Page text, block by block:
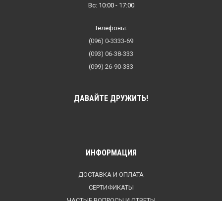
Вс: 10:00 - 17:00
Телефоны:
(096) 0-3333-69
(093) 06-38-333
(099) 26-90-333
ДАВАЙТЕ ДРУЖИТЬ!
ИНФОРМАЦИЯ
ДОСТАВКА И ОПЛАТА
СЕРТИФИКАТЫ